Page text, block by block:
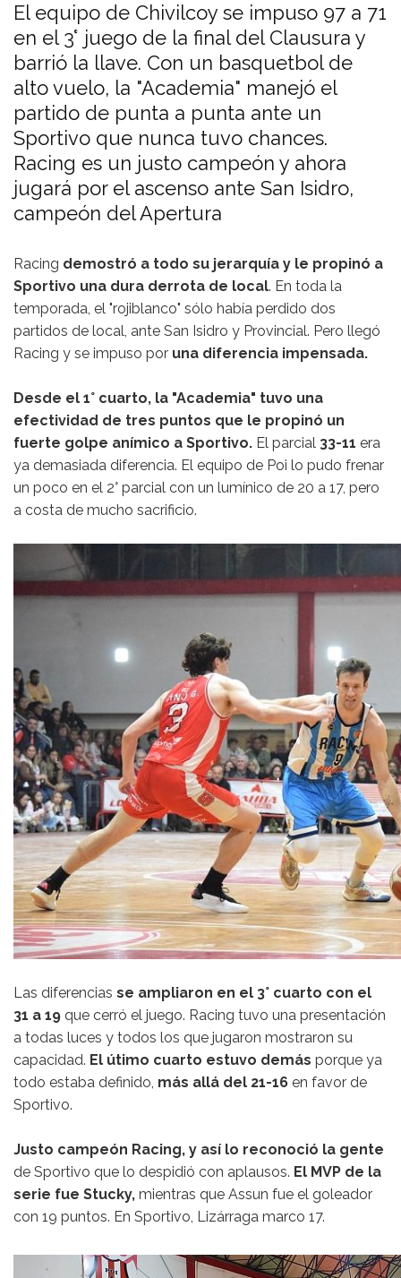
El equipo de Chivilcoy se impuso 97 a 71
en el 3° juego de la final del Clausura y
barrió la llave. Con un basquetbol de
alto vuelo, la "Academia" manejó el
partido de punta a punta ante un
Sportivo que nunca tuvo chances.
Racing es un justo campeón y ahora
jugará por el ascenso ante San Isidro,
campeón del Apertura
Racing demostró a todo su jerarquía y le propinó a
Sportivo una dura derrota de local. En toda la
temporada, el "rojiblanco" sólo había perdido dos
partidos de local, ante San Isidro y Provincial. Pero llegó
Racing y se impuso por una diferencia impensada.
Desde el 1° cuarto, la "Academia" tuvo una
efectividad de tres puntos que le propinó un
fuerte golpe anímico a Sportivo. El parcial 33-11 era
ya demasiada diferencia. El equipo de Poi lo pudo frenar
un poco en el 2° parcial con un lumínico de 20 a 17, pero
a costa de mucho sacrificio.
Las diferencias se ampliaron en el 3° cuarto con el
31 a 19 que cerró el juego. Racing tuvo una presentación
a todas luces y todos los que jugaron mostraron su
capacidad. El útimo cuarto estuvo demás porque ya
todo estaba definido, más allá del 21-16 en favor de
Sportivo.
Justo campeón Racing, y así lo reconoció la gente
de Sportivo que lo despidió con aplausos. El MVP de la
serie fue Stucky, mientras que Assun fue el goleador
con 19 puntos. En Sportivo, Lizárraga marco 17.